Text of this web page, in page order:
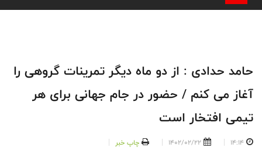
حامد حدادی : از دو ماه دیگر تمرینات گروهی را
آغاز می کنم / حضور در جام جهانی برای هر
تیمی افتخار است
14:14
1402/02/22 چاپ خبر